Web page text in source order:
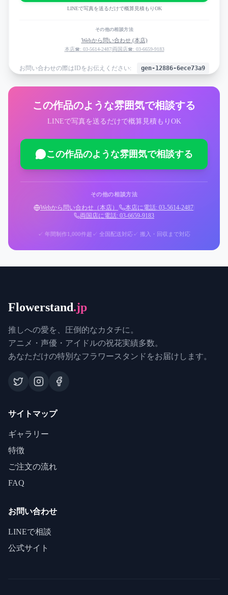
LINEで写真を送るだけで概算見積もりOK
その他の相談方法
Webから問い合わせ (本店)
本店☎: 03-5614-2487|両国店☎: 03-6659-9183
お問い合わせの際はIDをお伝えください: gen-12886-6ece73a9
この作品のような雰囲気で相談する
LINEで写真を送るだけで概算見積もりOK
この作品のような雰囲気で相談する
その他の相談方法
Webから問い合わせ（本店） 本店に電話: 03-5614-2487
両国店に電話: 03-6659-9183
✓ 年間制作1,000件超 ✓ 全国配送対応 ✓ 搬入・回収まで対応
Flowerstand.jp
推しへの愛を、圧倒的なカタチに。
アニメ・声優・アイドルの祝花実績多数。
あなただけの特別なフラワースタンドをお届けします。
サイトマップ
ギャラリー
特徴
ご注文の流れ
FAQ
お問い合わせ
LINEで相談
公式サイト